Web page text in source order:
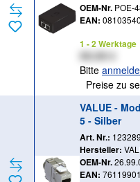
OEM-Nr. POE-
EAN:
1 - 2 Werktage
Bitte
Preise zu
VALUE -
5 - Silber
Art. Nr.:
Hersteller:
OEM-Nr.
EAN: